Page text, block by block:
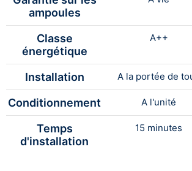
ampoules
Classe
énergétique
A++
Installation A la portée de
Conditionnement A l'unité
Temps
d'installation
15 minutes